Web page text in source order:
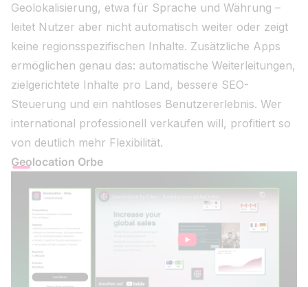
Geolokalisierung, etwa für Sprache und Währung –
leitet Nutzer aber nicht automatisch weiter oder zeigt
keine regionsspezifischen Inhalte. Zusätzliche Apps
ermöglichen genau das: automatische Weiterleitungen,
zielgerichtete Inhalte pro Land, bessere SEO-
Steuerung und ein nahtloses Benutzererlebnis. Wer
international professionell verkaufen will, profitiert so
von deutlich mehr Flexibilität.
Geolocation Orbe